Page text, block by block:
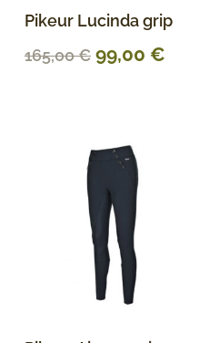
Pikeur Lucinda grip
165,00€ 99,00 €